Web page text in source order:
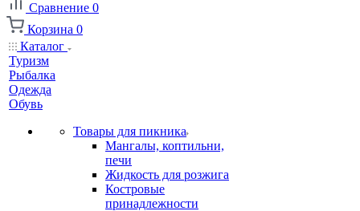
Сравнение 0
Корзина 0
Каталог
Туризм
Рыбалка
Одежда
Обувь
Товары для пикника
Мангалы, коптильни,
печи
Жидкость для розжига
Костровые
принадлежности